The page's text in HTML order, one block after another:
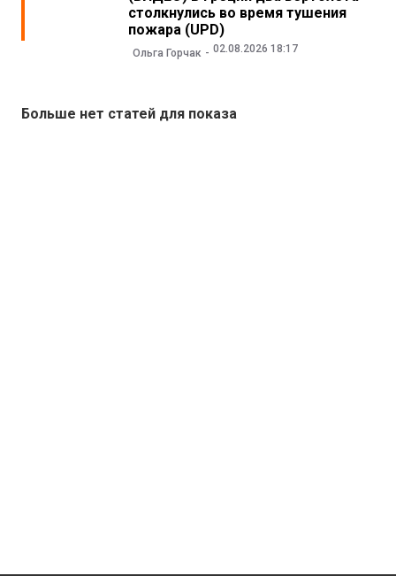
столкнулись во время тушения
пожара (UPD)
Ольга Горчак 02.08.2026 18:17
Больше нет статей для показа